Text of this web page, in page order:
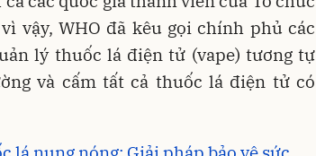
vậy, WHO đã kêu gọi chính phủ các
lý thuốc lá điện tử (vape) tương tự
và cấm tất cả thuốc lá điện tử có